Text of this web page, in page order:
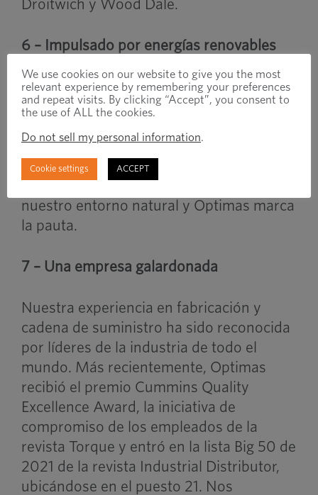
Droitwich y Wood Dale.
6 – Impulsado por energías renovables
¿Sabía que 100% de las instalaciones de
Optimas en el Reino Unido funcionan con
100% de nuestros residuos de
fabricación aditiva. La atención se centra
nuestro entorno natural y Optimas marca
la pauta.
7 – Una empresa galardonada
Nuestra experiencia en fabricación y
cadena de suministro ha sido reconocida
por líderes de la industria de todo el
mundo. Más recientemente, Optimas
recibió el premio Cummins Quality
Excellence Award, la iniciativa de
compromiso de los empleados de la
revista Torque y entró en la lista Big 50 de
2021 de la revista Industrial Distributor,
ubicándose en el puesto 21. Nos
We use cookies on our website to give you the most
relevant experience by remembering your preferences
and repeat visits. By clicking “Accept”, you consent to
the use of ALL the cookies.
Do not sell my personal information.
Cookie settings ACCEPT